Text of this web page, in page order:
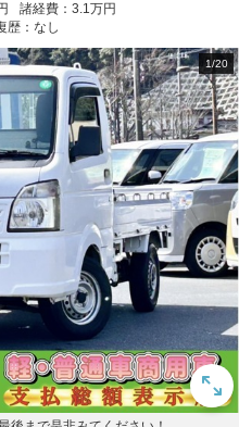
諸経費： 3.1万円
歴： なし
1/20